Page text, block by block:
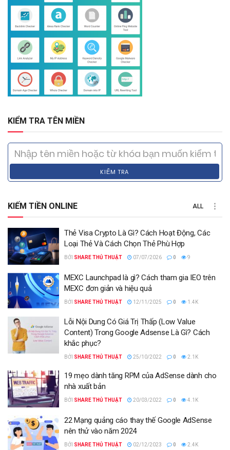
KIỂM TRA TÊN MIỀN
KIỂM TRA
KIẾM TIỀN ONLINE ALL
Thẻ Visa Crypto Là Gì? Cách Hoạt Động, Các
Loại Thẻ Và Cách Chọn Thẻ Phù Hợp
BỞI SHARE THỦ THUẬT 07/07/2026 0 9
MEXC Launchpad là gì? Cách tham gia IEO trên
MEXC đơn giản và hiệu quả
BỞI SHARE THỦ THUẬT 12/11/2025 0 1.4K
Lỗi Nội Dung Có Giá Trị Thấp (Low Value
Content) Trong Google Adsense Là Gì? Cách
khắc phục?
BỞI SHARE THỦ THUẬT 25/10/2022 0 2.1K
19 mẹo dành tăng RPM của AdSense dành cho
nhà xuất bản
BỞI SHARE THỦ THUẬT 20/03/2022 0 4.1K
22 Mạng quảng cáo thay thế Google AdSense
nên thử vào năm 2024
BỞI SHARE THỦ THUẬT 02/12/2023 0 2.4K